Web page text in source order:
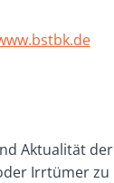
Aktualität der
Irrtümer zu